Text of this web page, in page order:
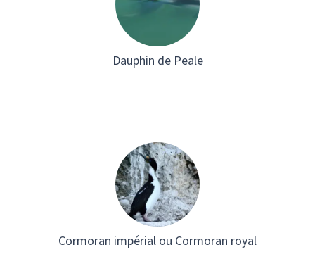
Dauphin de Peale
Cormoran impérial ou Cormoran royal